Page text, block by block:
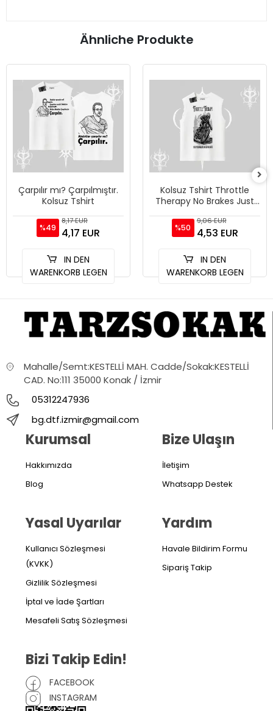
Ähnliche Produkte
Çarpılır mı? Çarpılmıştır.
Kolsuz Tshirt
%49
8,17 EUR
4,17 EUR
IN DEN
WARENKORB LEGEN
Kolsuz Tshirt Throttle
Therapy No Brakes Just
%50
9,06 EUR
4,53 EUR
IN DEN
WARENKORB LEGEN
Mahalle/Semt:KESTELLİ MAH. Cadde/Sokak:KESTELLİ
CAD. No:111 35000 Konak / İzmir
05312247936
bg.dtf.izmir@gmail.com
Kurumsal
Hakkımızda
Blog
Yasal Uyarılar
Kullanıcı Sözleşmesi
(KVKK)
Gizlilik Sözleşmesi
İptal ve İade Şartları
Mesafeli Satış Sözleşmesi
Bize Ulaşın
İletişim
Whatsapp Destek
Yardım
Havale Bildirim Formu
Sipariş Takip
Bizi Takip Edin!
FACEBOOK
INSTAGRAM